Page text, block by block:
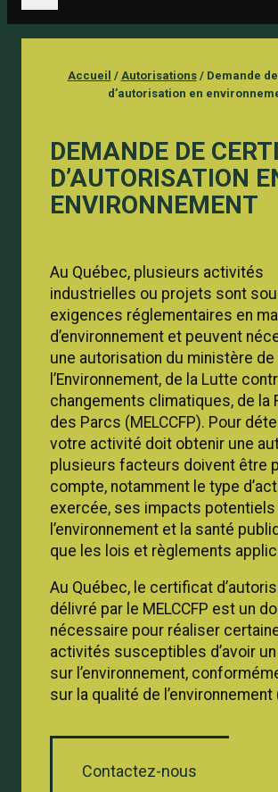
Accueil / Autorisations/ Demande
d’autorisation en
DEMANDE DE
D’AUTORISATION
ENVIRONNEMENT
Au Québec, plusieurs activités
industrielles ou projets sont
exigences réglementaires en
d’environnement et peuvent
une autorisation du ministère de
l’Environnement, de la Lutte
changements climatiques, de la
des Parcs (MELCCFP). Pour
votre activité doit obtenir une
plusieurs facteurs doivent être
compte, notamment le type
exercée, ses impacts
l’environnement et la santé
que les lois et règlements
Au Québec, le certificat
délivré par le MELCCFP est un
nécessaire pour réaliser
activités susceptibles d’avoir
sur l’environnement,
sur la qualité de l’environnement
Contactez-nous